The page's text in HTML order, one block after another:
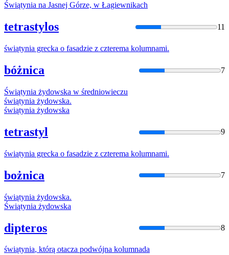
Świątynia na Jasnej Górze, w Łagiewnikach
tetrastylos 11
świątynia grecka o fasadzie z czterema kolumnami.
bóżnica 7
Świątynia żydowska w średniowieczu
świątynia żydowska.
świątynia żydowska
tetrastyl 9
świątynia grecka o fasadzie z czterema kolumnami.
bożnica 7
świątynia żydowska.
Świątynia żydowska
dipteros 8
świątynia, którą otacza podwójna kolumnada